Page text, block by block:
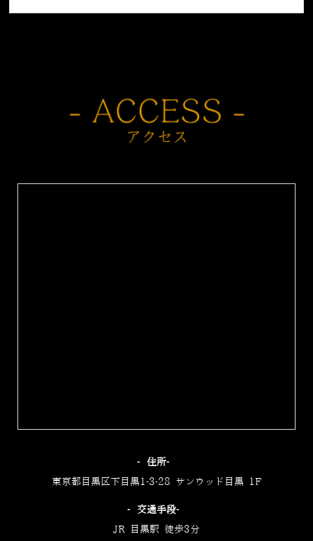
‐住所‐
東京都目黒区下目黒1-3-28 サンウッド目黒 1F
‐交通手段‐
JR 目黒駅 徒歩3分